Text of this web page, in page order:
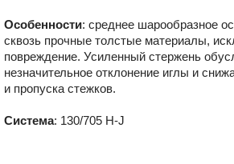
Особенности: среднее шарообразное
сквозь прочные толстые материалы,
повреждение. Усиленный стержень
незначительное отклонение иглы и
и пропуска стежков.
Система: 130/705 H-J